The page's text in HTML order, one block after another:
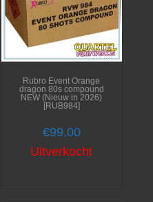
Rubro Event Orange
dragon 80s compound
NEW (Nieuw in 2026)
[RUB984]
€99,00
Uitverkocht